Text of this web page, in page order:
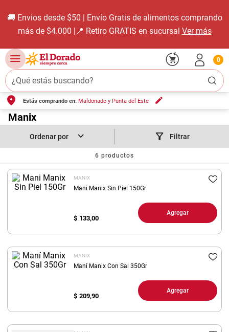
🚚 Envios desde $50 | Envío Gratis de alimentos comprando
más de $4.000 |📍 Retiro GRATIS en sucursal Ver más
¿Qué estás buscando?
0
Estás comprando en: Maldonado y Punta del Este
Manix
Filtrar
6 productos
MANIX
Mani Manix Sin Piel 150Gr
$ 133,00
Agregar
MANIX
Maní Manix Con Sal 350Gr
$ 209,90
Agregar
TÉRMINOS MÁS BUSCADOS
leche
4. queso
5.
. bondiola
. fideos